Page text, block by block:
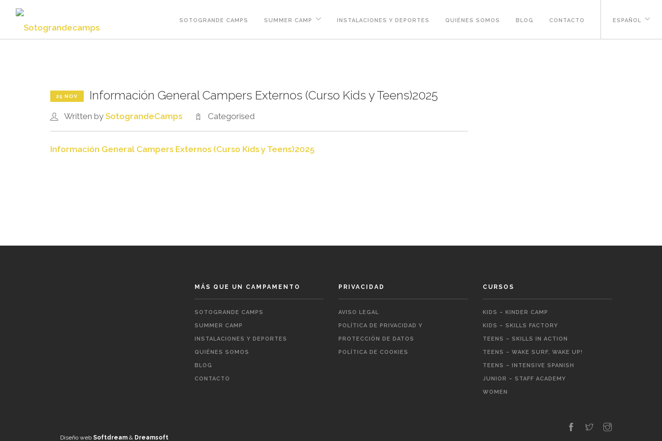
SOTOGRANDE CAMPS SUMMER CAMP INSTALACIONES Y DEPORTES QUIÉNES SOMOS BLOG CONTACTO ESPAÑOL
25 NOV Información General Campers Externos (Curso Kids y Teens)2025
Written by SotograndeCamps Categorised
Información General Campers Externos (Curso Kids y Teens)2025
MÁS QUE UN CAMPAMENTO
SOTOGRANDE CAMPS
SUMMER CAMP
INSTALACIONES Y DEPORTES
QUIÉNES SOMOS
BLOG
CONTACTO
PRIVACIDAD
AVISO LEGAL
POLÍTICA DE PRIVACIDAD Y
PROTECCIÓN DE DATOS
POLÍTICA DE COOKIES
CURSOS
KIDS – KINDER CAMP
KIDS – SKILLS FACTORY
TEENS – SKILLS IN ACTION
TEENS – WAKE SURF, WAKE UP!
TEENS – INTENSIVE SPANISH
JUNIOR – STAFF ACADEMY
WOMEN
Diseño web Softdream & Dreamsoft